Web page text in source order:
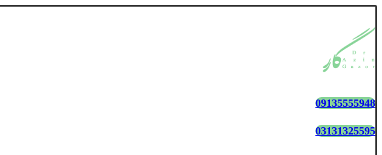
09135555948
03131325595